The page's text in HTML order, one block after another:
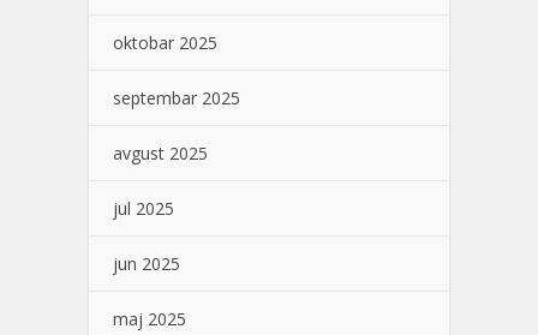
oktobar 2025
septembar 2025
avgust 2025
jul 2025
jun 2025
maj 2025